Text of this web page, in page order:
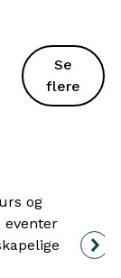
Se
flere
og
eventer